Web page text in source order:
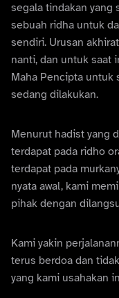
segala tindakan yang
sebuah ridha untuk
sendiri. Urusan
nanti, dan untuk saat
Maha Pencipta untuk
sedang dilakukan.
Menurut hadist yang
terdapat pada ridho
terdapat pada
nyata awal, kami
pihak dengan
Kami yakin
terus berdoa dan
yang kami usahakan